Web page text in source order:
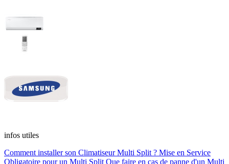
infos utiles
Comment installer son Climatiseur Multi Split ? Mise en Service
Obligatoire pour un Multi Split Que faire en cas de panne d'un Multi